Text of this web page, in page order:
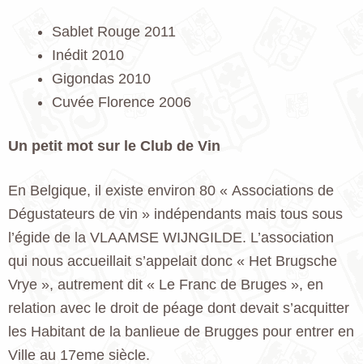
Sablet Rouge 2011
Inédit 2010
Gigondas 2010
Cuvée Florence 2006
Un petit mot sur le Club de Vin
En Belgique, il existe environ 80 « Associations de
Dégustateurs de vin » indépendants mais tous sous
l’égide de la VLAAMSE WIJNGILDE. L’association
qui nous accueillait s’appelait donc « Het Brugsche
Vrye », autrement dit « Le Franc de Bruges », en
relation avec le droit de péage dont devait s’acquitter
les Habitant de la banlieue de Brugges pour entrer en
Ville au 17eme siècle.